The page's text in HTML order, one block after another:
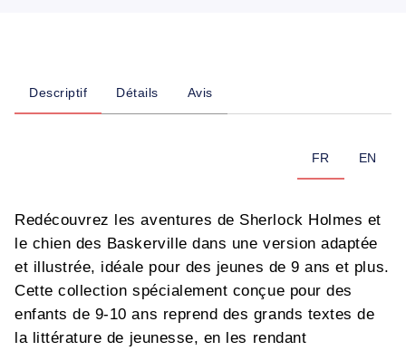
Descriptif Détails Avis
FR EN
Redécouvrez les aventures de Sherlock Holmes et
le chien des Baskerville dans une version adaptée
et illustrée, idéale pour des jeunes de 9 ans et plus.
Cette collection spécialement conçue pour des
enfants de 9-10 ans reprend des grands textes de
la littérature de jeunesse, en les rendant